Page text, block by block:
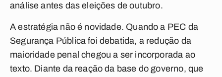
análise antes das eleições de outubro.
A estratégia não é novidade. Quando a PEC da
Segurança Pública foi debatida, a redução da
maioridade penal chegou a ser incorporada ao
texto. Diante da reação da base do governo, que